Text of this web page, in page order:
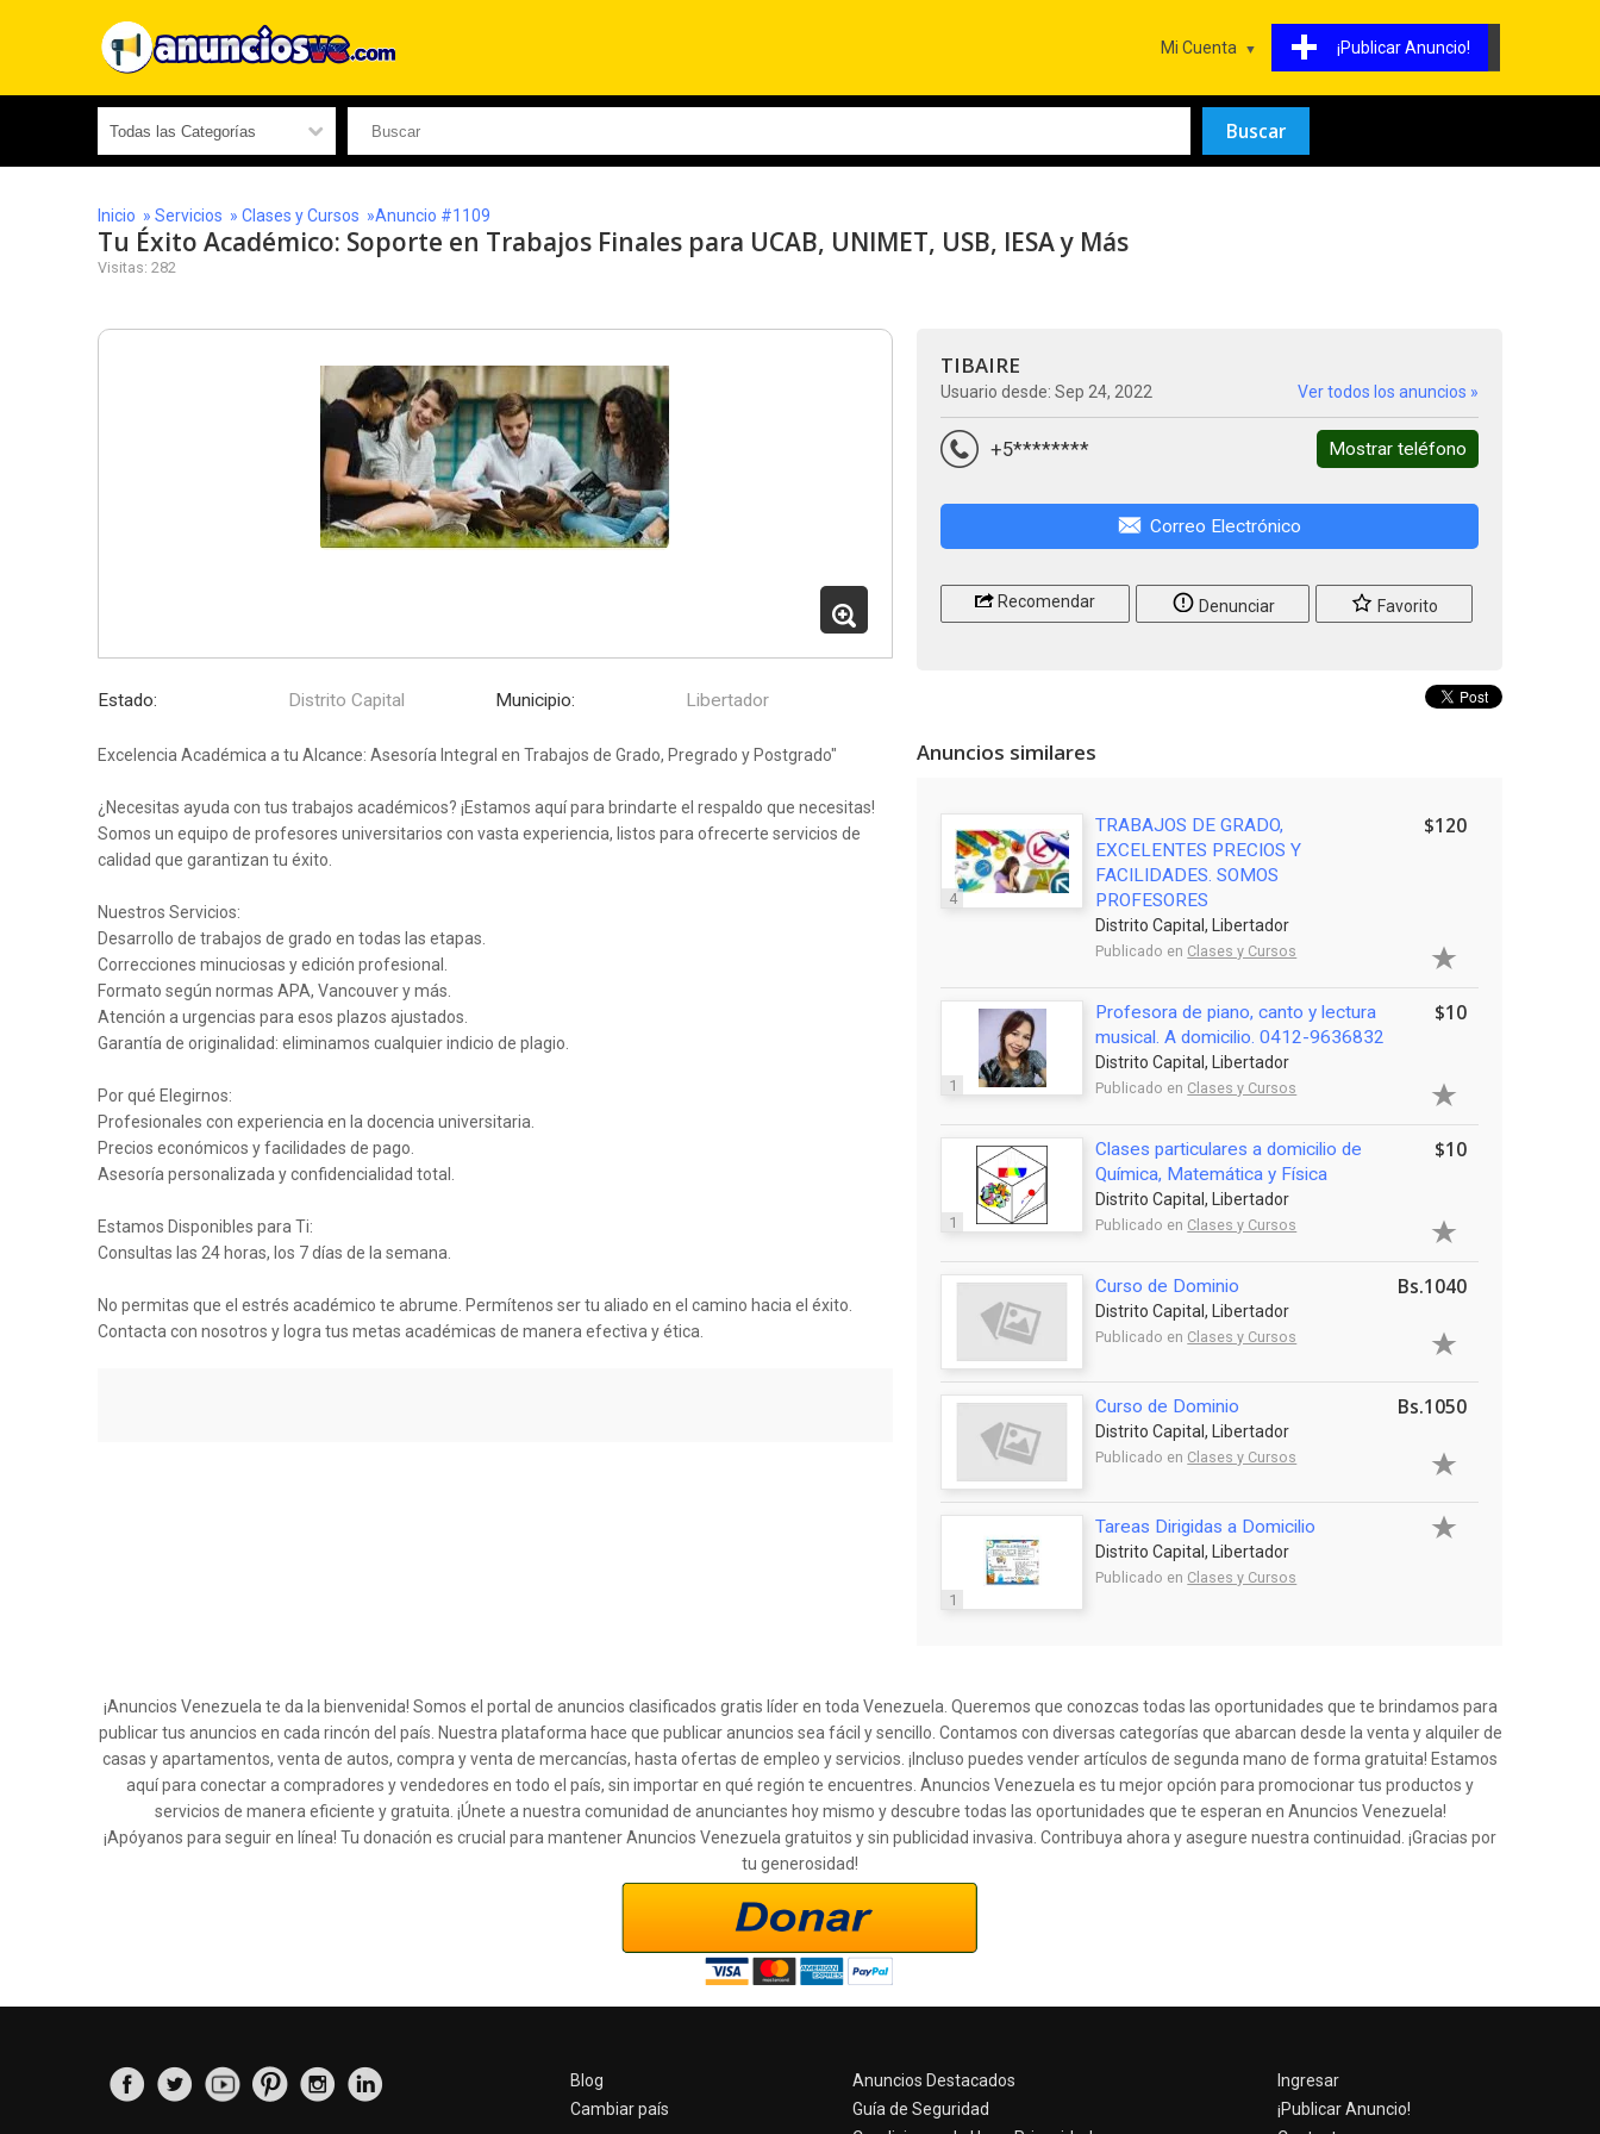
¡Publicar Anuncio!
Mi Cuenta
Inicio » Servicios » Clases y Cursos »Anuncio #1109
Tu Éxito Académico: Soporte en Trabajos Finales para UCAB, UNIMET, USB, IESA y Más
Visitas: 282
Estado: Distrito Capital Municipio: Libertador
Excelencia Académica a tu Alcance: Asesoría Integral en Trabajos de Grado, Pregrado y Postgrado"
¿Necesitas ayuda con tus trabajos académicos? ¡Estamos aquí para brindarte el respaldo que necesitas!
Somos un equipo de profesores universitarios con vasta experiencia, listos para ofrecerte servicios de
calidad que garantizan tu éxito.
Nuestros Servicios:
Desarrollo de trabajos de grado en todas las etapas.
Correcciones minuciosas y edición profesional.
Formato según normas APA, Vancouver y más.
Atención a urgencias para esos plazos ajustados.
Garantía de originalidad: eliminamos cualquier indicio de plagio.
Por qué Elegirnos:
Profesionales con experiencia en la docencia universitaria.
Precios económicos y facilidades de pago.
Asesoría personalizada y confidencialidad total.
Estamos Disponibles para Ti:
Consultas las 24 horas, los 7 días de la semana.
No permitas que el estrés académico te abrume. Permítenos ser tu aliado en el camino hacia el éxito.
Contacta con nosotros y logra tus metas académicas de manera efectiva y ética.
TIBAIRE
Usuario desde: Sep 24, 2022 Ver todos los anuncios »
+5******** Mostrar teléfono
Correo Electrónico
Recomendar Denunciar Favorito
Anuncios similares
4
TRABAJOS DE GRADO,
EXCELENTES PRECIOS Y
FACILIDADES. SOMOS
PROFESORES
Distrito Capital, Libertador
Publicado en Clases y Cursos
$120
1
Profesora de piano, canto y lectura
musical. A domicilio. 0412-9636832
Distrito Capital, Libertador
Publicado en Clases y Cursos
$10
1
Clases particulares a domicilio de
Química, Matemática y Física
Distrito Capital, Libertador
Publicado en Clases y Cursos
$10
Curso de Dominio
Distrito Capital, Libertador
Publicado en Clases y Cursos
Bs.1040
Curso de Dominio
Distrito Capital, Libertador
Publicado en Clases y Cursos
Bs.1050
1
Tareas Dirigidas a Domicilio
Distrito Capital, Libertador
Publicado en Clases y Cursos
¡Anuncios Venezuela te da la bienvenida! Somos el portal de anuncios clasificados gratis líder en toda Venezuela. Queremos que conozcas todas las oportunidades que te brindamos para
publicar tus anuncios en cada rincón del país. Nuestra plataforma hace que publicar anuncios sea fácil y sencillo. Contamos con diversas categorías que abarcan desde la venta y alquiler de
casas y apartamentos, venta de autos, compra y venta de mercancías, hasta ofertas de empleo y servicios. ¡Incluso puedes vender artículos de segunda mano de forma gratuita! Estamos
aquí para conectar a compradores y vendedores en todo el país, sin importar en qué región te encuentres. Anuncios Venezuela es tu mejor opción para promocionar tus productos y
servicios de manera eficiente y gratuita. ¡Únete a nuestra comunidad de anunciantes hoy mismo y descubre todas las oportunidades que te esperan en Anuncios Venezuela!
¡Apóyanos para seguir en línea! Tu donación es crucial para mantener Anuncios Venezuela gratuitos y sin publicidad invasiva. Contribuya ahora y asegure nuestra continuidad. ¡Gracias por
tu generosidad!
Blog
Cambiar país
Anuncios Destacados
Guía de Seguridad
Ingresar
¡Publicar Anuncio!